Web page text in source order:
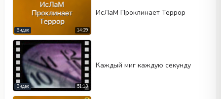
14:29
Видео
ИсЛаМ Проклинает Террор
51:13
Видео
Каждый миг каждую секунду